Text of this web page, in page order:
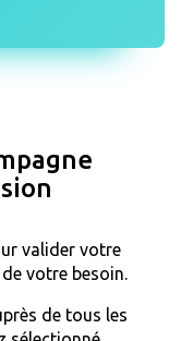
valider votre
votre besoin.
de tous les